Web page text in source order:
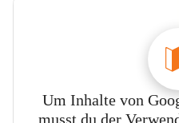
Um Inhalte von
musst du der